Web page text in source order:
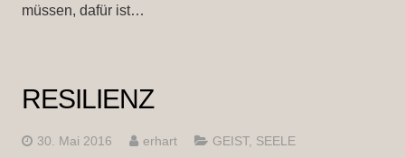
müssen, dafür ist…
RESILIENZ
30. Mai 2016 erhart GEIST, SEELE